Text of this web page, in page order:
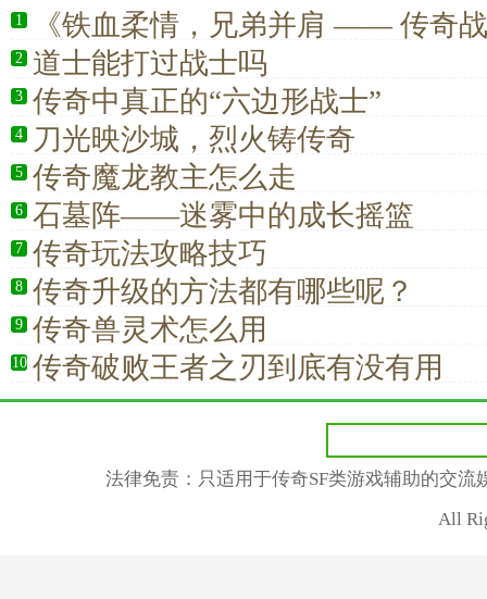
1
《铁血柔情，兄弟并肩 —— 传奇
战的灵魂核心》
2 道士能打过战士吗
3 传奇中真正的“六边形战士”
4 刀光映沙城，烈火铸传奇
5 传奇魔龙教主怎么走
6 石墓阵——迷雾中的成长摇篮
7 传奇玩法攻略技巧
8 传奇升级的方法都有哪些呢？
9 传奇兽灵术怎么用
10 传奇破败王者之刃到底有没有用
法律免责：只适用于传奇SF类游戏辅助的交
All